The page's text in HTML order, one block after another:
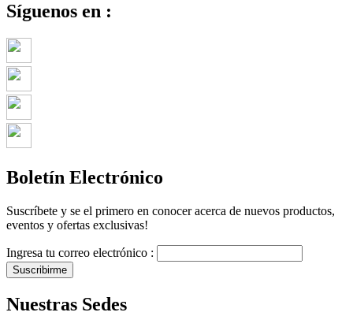
Síguenos en :
Boletín Electrónico
Suscríbete y se el primero en conocer acerca de nuevos productos,
eventos y ofertas exclusivas!
Ingresa tu correo electrónico :
Suscribirme
Nuestras Sedes